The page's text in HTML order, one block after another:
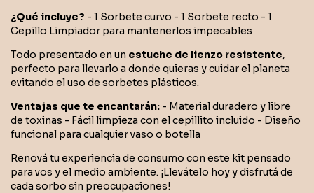
¿Qué incluye? - 1 Sorbete curvo - 1 Sorbete recto - 1
Cepillo Limpiador para mantenerlos impecables
Todo presentado en un estuche de lienzo resistente,
perfecto para llevarlo a donde quieras y cuidar el planeta
evitando el uso de sorbetes plásticos.
Ventajas que te encantarán: - Material duradero y libre
de toxinas - Fácil limpieza con el cepillito incluido - Diseño
funcional para cualquier vaso o botella
Renová tu experiencia de consumo con este kit pensado
para vos y el medio ambiente. ¡Llevátelo hoy y disfrutá de
cada sorbo sin preocupaciones!